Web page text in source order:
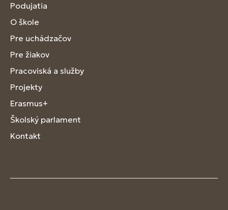
Podujatia
O škole
Pre uchádzačov
Pre žiakov
Pracoviská a služby
Projekty
Erasmus+
Školský parlament
Kontakt